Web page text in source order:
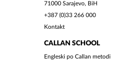
71000 Sarajevo, BiH
+387 (0)33 266 000
Kontakt
CALLAN SCHOOL
Engleski po Callan metodi